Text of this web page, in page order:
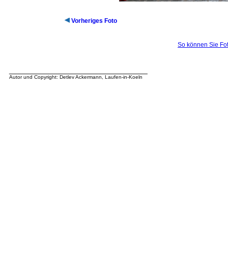
Vorheriges Foto
So können Sie
Autor und Copyright: Detlev Ackermann, Laufen-in-Koeln